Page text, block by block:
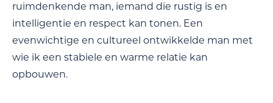
ruimdenkende man, iemand die rustig is en
intelligentie en respect kan tonen. Een
evenwichtige en cultureel ontwikkelde man met
wie ik een stabiele en warme relatie kan
opbouwen.